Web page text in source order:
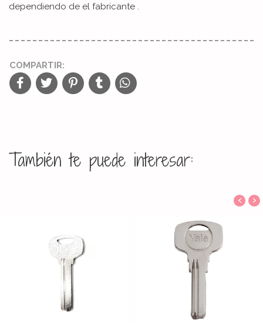
dependiendo de el fabricante .
COMPARTIR:
También te puede interesar:
‹ ›